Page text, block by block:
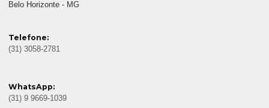
Belo Horizonte - MG
Telefone:
(31) 3058-2781
WhatsApp:
(31) 9 9669-1039